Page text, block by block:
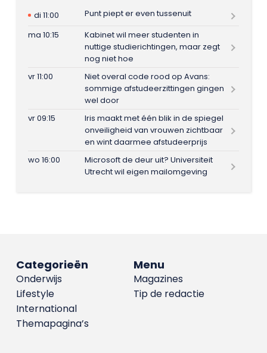
di 11:00
Punt piept er even tussenuit
ma 10:15
Kabinet wil meer studenten in
nuttige studierichtingen, maar zegt
nog niet hoe
vr 11:00
Niet overal code rood op Avans:
sommige afstudeerzittingen gingen
wel door
vr 09:15
Iris maakt met één blik in de spiegel
onveiligheid van vrouwen zichtbaar
en wint daarmee afstudeerprijs
wo 16:00
Microsoft de deur uit? Universiteit
Utrecht wil eigen mailomgeving
Menu
Magazines
Tip de redactie
Categorieën
Onderwijs
Lifestyle
International
Themapagina’s